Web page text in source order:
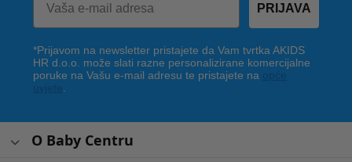
PRIJAVA
*Prijavom na newsletter pristajete da Vam tvrtka AKIDS
HR d.o.o. može slati razne personalizirane komercijalne
poruke na Vašu e-mail adresu te pristajete na
O Baby Centru